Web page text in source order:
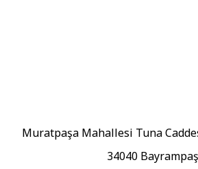
Muratpaşa Mahallesi Tuna
34040